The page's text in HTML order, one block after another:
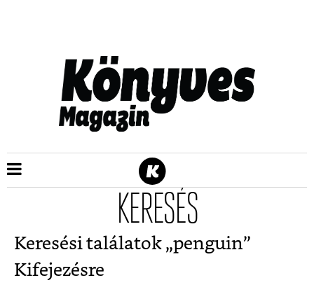
KERESÉS
Keresési találatok „penguin”
Kifejezésre